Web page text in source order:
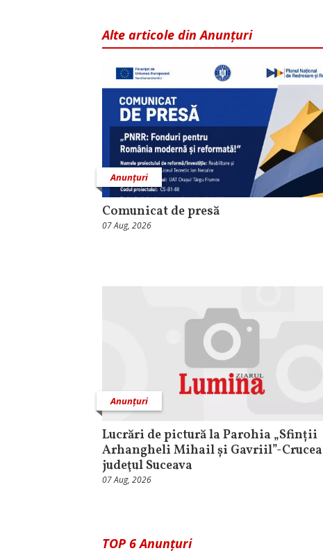
Alte articole din Anunțuri
Anunțuri
Comunicat de presă
07 Aug, 2026
Anunțuri
Lucrări de pictură la Parohia „Sfinții
Arhangheli Mihail și Gavriil”-
judeţul Suceava
07 Aug, 2026
TOP 6 Anunțuri